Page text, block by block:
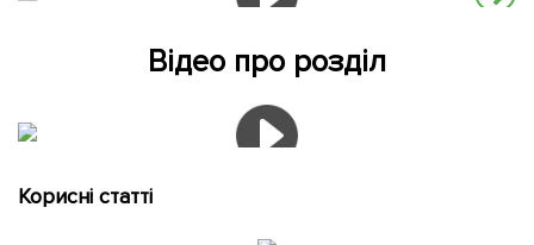
Відео про розділ
Корисні статті